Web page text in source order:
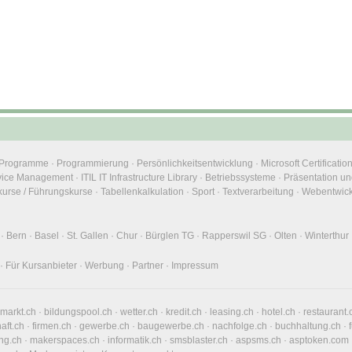
· Programmierung · Persönlichkeitsentwicklung · Microsoft
Management · ITIL IT Infrastructure Library · Betriebssysteme · Präsentation
/ Führungskurse · Tabellenkalkulation · Sport · Textverarbeitung ·
Bern · Basel · St. Gallen · Chur · Bürglen TG · Rapperswil SG · Olten · Winterthur
Für Kursanbieter · Werbung · Partner · Impressum
· bildungspool.ch · wetter.ch · kredit.ch · leasing.ch · hotel.ch ·
· firmen.ch · gewerbe.ch · baugewerbe.ch · nachfolge.ch · buchhaltung.ch ·
· makerspaces.ch · informatik.ch · smsblaster.ch · aspsms.ch · asptoken.com